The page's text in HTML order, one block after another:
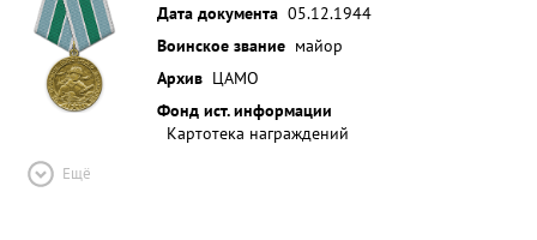
Дата документа 05.12.1944
Воинское звание майор
Архив ЦАМО
Фонд ист. информации
Картотека награждений
Ещё